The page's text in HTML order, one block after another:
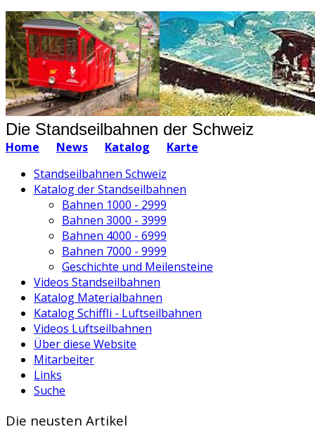
Die Standseilbahnen der Schweiz
Home News Katalog
Karte
Standseilbahnen Schweiz
Katalog der Standseilbahnen
Bahnen 1000 - 2999
Bahnen 3000 - 3999
Bahnen 4000 - 6999
Bahnen 7000 - 9999
Geschichte und Meilensteine
Videos Standseilbahnen
Katalog Materialbahnen
Katalog Schiffli - Luftseilbahnen
Videos Luftseilbahnen
Über diese Website
Mitarbeiter
Links
Suche
Die neusten Artikel